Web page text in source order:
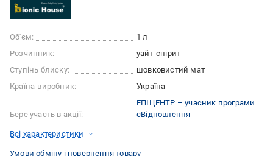
Об'єм:
1 л
Розчинник:
уайт-спірит
Ступінь блиску:
шовковистий мат
Країна-виробник:
Україна
Бере участь в акції:
ЕПІЦЕНТР – учасник програми
єВідновлення
Всі характеристики
Умови обміну і повернення товару